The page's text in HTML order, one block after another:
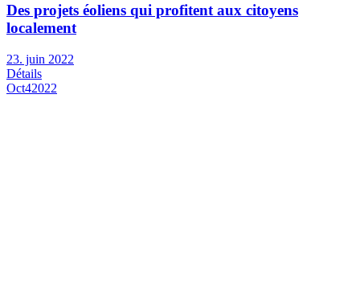
Des projets éoliens qui profitent aux citoyens
localement
23. juin 2022
Détails
Oct42022